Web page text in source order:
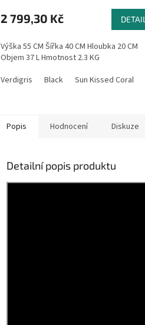
2 799,30 Kč DETAIL
Výška 55 CM Šířka 40 CM Hloubka 20 CM
Objem 37 L Hmotnost 2.3 KG
Verdigris
Black Sun Kissed Coral
Popis Hodnocení Diskuze
Detailní popis produktu